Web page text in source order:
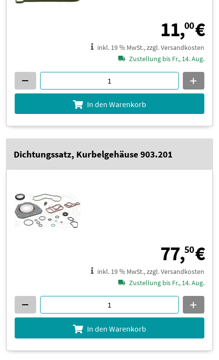
11,00€
inkl. 19 % MwSt., zzgl. Versandkosten
Zustellung bis Fr., 14. Aug.
In den Warenkorb
Dichtungssatz, Kurbelgehäuse 903.201
77,50€
inkl. 19 % MwSt., zzgl. Versandkosten
Zustellung bis Fr., 14. Aug.
In den Warenkorb